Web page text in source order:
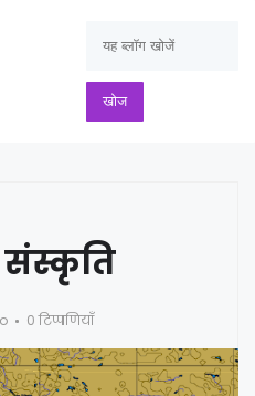
संस्कृति
0 टिप्पणियाँ